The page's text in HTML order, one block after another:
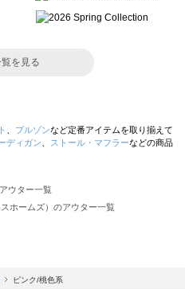
を見る
ブルゾンなど定番アイテムを取り揃えて
ディガン ストール・マフラーなどの商品
ウター一覧
ホームズ）のアウター一覧
サマンサモスモス）のアウター一覧
ルー）のアウター一覧
ピンク/桃色系